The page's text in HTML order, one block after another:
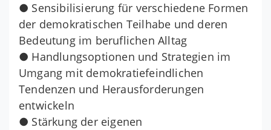
● Sensibilisierung für verschiedene Formen
der demokratischen Teilhabe und deren
Bedeutung im beruflichen Alltag
● Handlungsoptionen und Strategien im
Umgang mit demokratiefeindlichen
Tendenzen und Herausforderungen
entwickeln
● Stärkung der eigenen